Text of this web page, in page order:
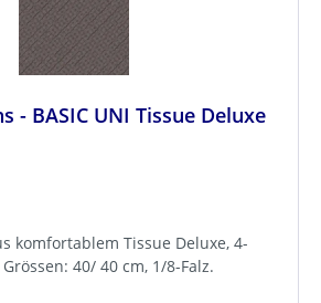
- BASIC UNI Tissue Deluxe
komfortablem Tissue Deluxe, 4-
40/ 40 cm, 1/8-Falz.